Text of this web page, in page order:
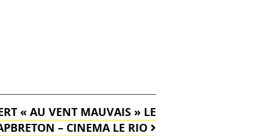
« AU VENT MAUVAIS » LE
– CINEMA LE RIO